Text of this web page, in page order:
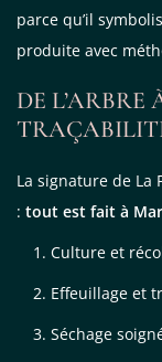
parce qu’il
produite avec
DE L’ARBRE
La signature de La
: tout est fait à
Culture et
Effeuillage et
Séchage